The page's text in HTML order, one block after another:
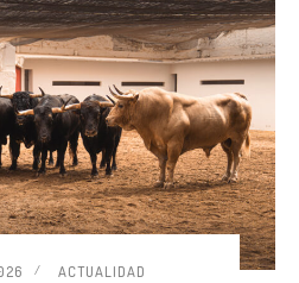
ACTUALIDAD